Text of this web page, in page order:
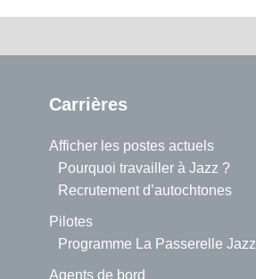
Carrières
Afficher les postes actuels
Pourquoi travailler à Jazz ?
Recrutement d’autochtones
Pilotes
Programme La Passerelle Jazz
Agents de bord